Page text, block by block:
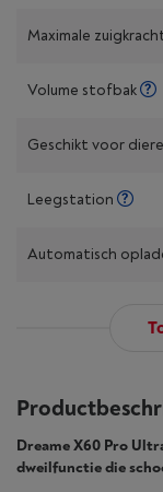
Maximale
Volume stofbak
Geschikt voor
Leegstation
Automatisch
Dreame X60 Pro
dweilfunctie die